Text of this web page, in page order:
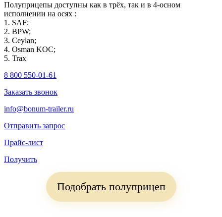
Полуприцепы доступны как в трёх, так и в 4-осном
исполнении на осях :
1. SAF;
2. BPW;
3. Ceylan;
4. Osman KOC;
5. Trax
8 800 550-01-61
Заказать звонок
info@bonum-trailer.ru
Отправить запрос
Прайс-лист
Получить
Подобрать полуприцеп